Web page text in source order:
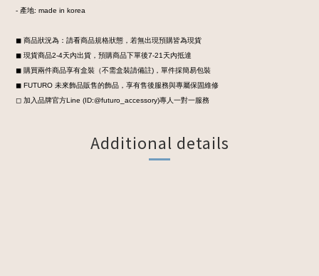
- 產地: made in korea
◼︎ 商品狀況為：請看商品規格狀態，若無出現預購皆為現貨
◼︎ 現貨商品2-4天內出貨，預購商品下單後7-21天內抵達
◼︎ 購買兩件商品享有盒裝 （不需盒裝請備註)， 單件採簡易包裝
◼︎ FUTURO 未來飾品販售的飾品，享有售後服務與專屬保固維修
◻︎ 加入品牌官方Line (ID:@futuro_accessory)專人一對一服務
Additional details